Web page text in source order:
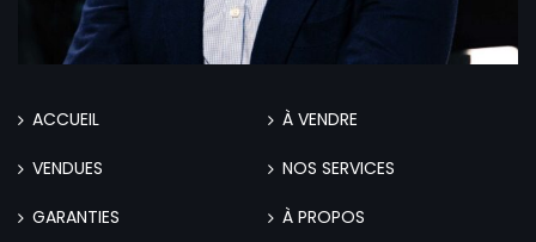
ACCUEIL À VENDRE
VENDUES NOS SERVICES
GARANTIES À PROPOS